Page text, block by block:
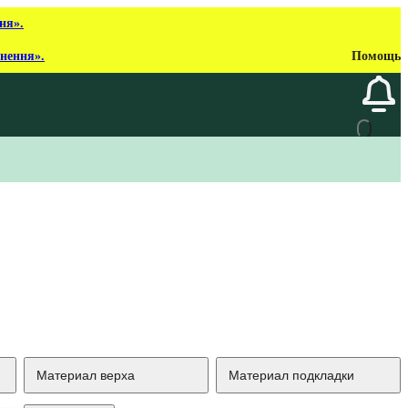
Помощь
Материал верха Материал подкладки